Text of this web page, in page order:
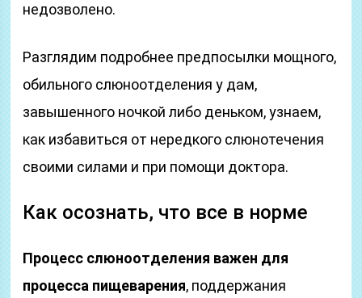
недозволено.
Разглядим подробнее предпосылки мощного,
обильного слюноотделения у дам,
завышенного ночкой либо деньком, узнаем,
как избавиться от нередкого слюнотечения
своими силами и при помощи доктора.
Как осознать, что все в норме
Процесс слюноотделения важен для
процесса пищеварения, поддержания